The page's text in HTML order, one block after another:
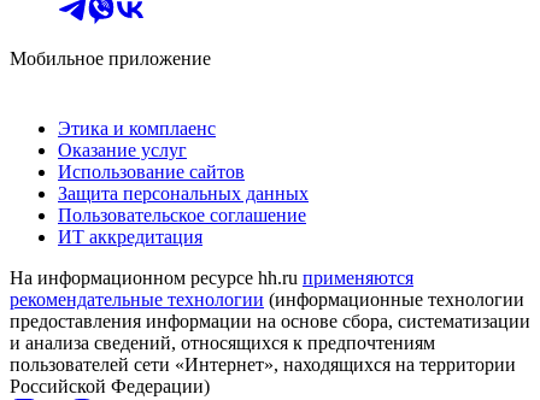
Мобильное приложение
Этика и комплаенс
Оказание услуг
Использование сайтов
Защита персональных данных
Пользовательское соглашение
ИТ аккредитация
На информационном ресурсе hh.ru применяются
рекомендательные технологии (информационные технологии
предоставления информации на основе сбора, систематизации
и анализа сведений, относящихся к предпочтениям
пользователей сети «Интернет», находящихся на территории
Российской Федерации)